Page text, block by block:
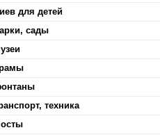
для детей
сады
техника